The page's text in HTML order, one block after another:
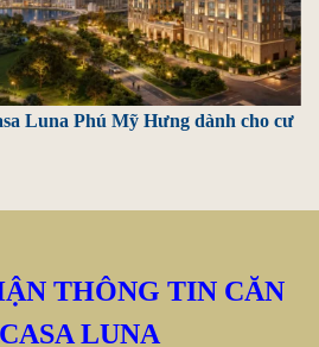
Luna Phú Mỹ Hưng dành cho cư
THÔNG TIN CĂN
LUNA